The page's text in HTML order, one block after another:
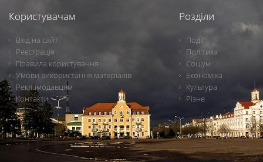
Користувачам
Вхід на сайт
Реєстрація
Правила користування
Умови використання матеріалів
Рекламодавцям
Контакти
Розділи
Події
Політика
Соціум
Економіка
Культура
Різне